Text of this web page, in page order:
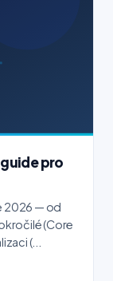
pro
2026 — od
(Core
(...